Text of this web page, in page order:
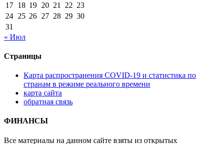
17 18 19 20 21 22 23
24 25 26 27 28 29 30
31
« Июл
Страницы
Карта распространения COVID-19 и статистика по
странам в режиме реального времени
карта сайта
обратная связь
ФИНАНСЫ
Все материалы на данном сайте взяты из открытых